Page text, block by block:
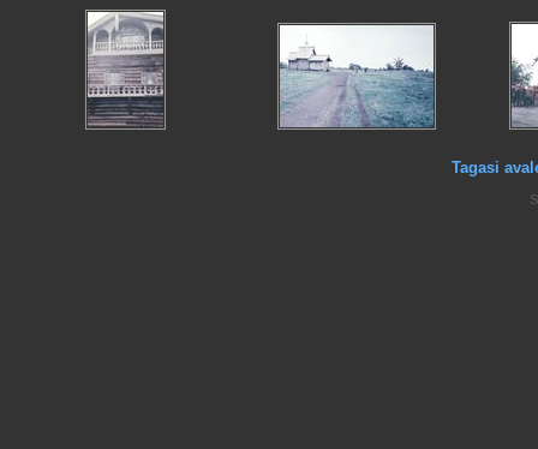
Tagasi